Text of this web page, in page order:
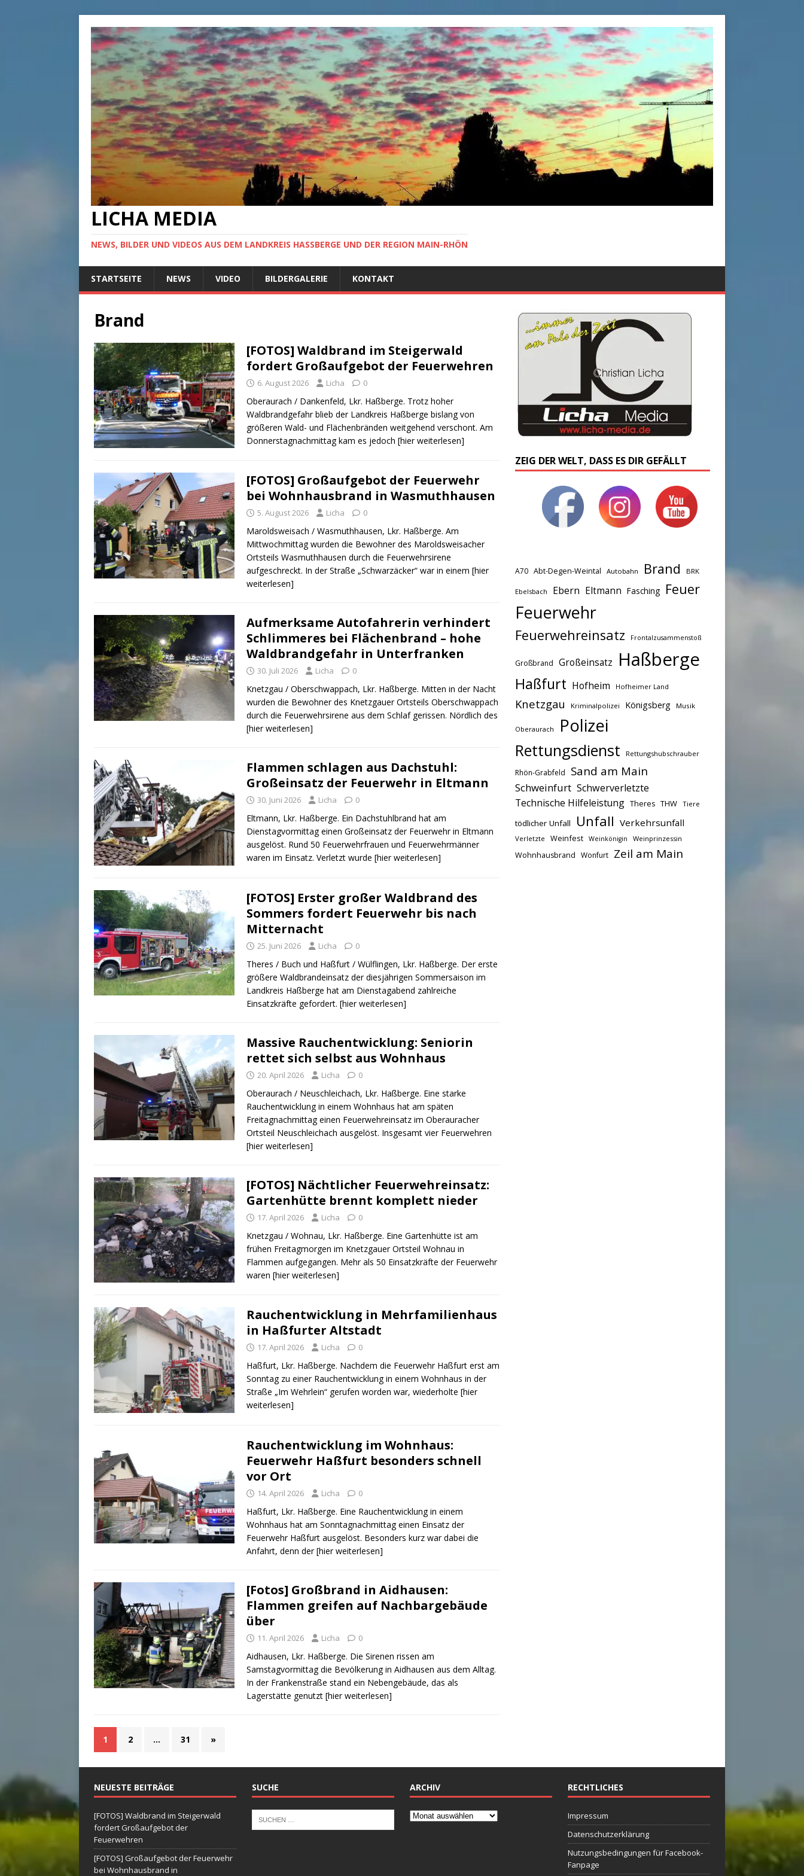
LICHA MEDIA
NEWS, BILDER UND VIDEOS AUS DEM LANDKREIS HASSBERGE UND DER REGION MAIN-RHÖN
STARTSEITE NEWS VIDEO BILDERGALERIE KONTAKT
Brand
[FOTOS] Waldbrand im Steigerwald
fordert Großaufgebot der Feuerwehren
6. August 2026 Licha 0
Oberaurach / Dankenfeld, Lkr. Haßberge. Trotz hoher
Waldbrandgefahr blieb der Landkreis Haßberge bislang von
größeren Wald- und Flächenbränden weitgehend verschont. Am
Donnerstagnachmittag kam es jedoch [hier weiterlesen]
[FOTOS] Großaufgebot der Feuerwehr
bei Wohnhausbrand in Wasmuthhausen
5. August 2026 Licha 0
Maroldsweisach / Wasmuthhausen, Lkr. Haßberge. Am
Mittwochmittag wurden die Bewohner des Maroldsweisacher
Ortsteils Wasmuthhausen durch die Feuerwehrsirene
aufgeschreckt. In der Straße „Schwarzäcker“ war in einem [hier
weiterlesen]
Aufmerksame Autofahrerin verhindert
Schlimmeres bei Flächenbrand – hohe
Waldbrandgefahr in Unterfranken
30. Juli 2026 Licha 0
Knetzgau / Oberschwappach, Lkr. Haßberge. Mitten in der Nacht
wurden die Bewohner des Knetzgauer Ortsteils Oberschwappach
durch die Feuerwehrsirene aus dem Schlaf gerissen. Nördlich des
[hier weiterlesen]
Flammen schlagen aus Dachstuhl:
Großeinsatz der Feuerwehr in Eltmann
30. Juni 2026 Licha 0
Eltmann, Lkr. Haßberge. Ein Dachstuhlbrand hat am
Dienstagvormittag einen Großeinsatz der Feuerwehr in Eltmann
ausgelöst. Rund 50 Feuerwehrfrauen und Feuerwehrmänner
waren im Einsatz. Verletzt wurde [hier weiterlesen]
[FOTOS] Erster großer Waldbrand des
Sommers fordert Feuerwehr bis nach
Mitternacht
25. Juni 2026 Licha 0
Theres / Buch und Haßfurt / Wülflingen, Lkr. Haßberge. Der erste
größere Waldbrandeinsatz der diesjährigen Sommersaison im
Landkreis Haßberge hat am Dienstagabend zahlreiche
Einsatzkräfte gefordert. [hier weiterlesen]
Massive Rauchentwicklung: Seniorin
rettet sich selbst aus Wohnhaus
20. April 2026 Licha 0
Oberaurach / Neuschleichach, Lkr. Haßberge. Eine starke
Rauchentwicklung in einem Wohnhaus hat am späten
Freitagnachmittag einen Feuerwehreinsatz im Oberauracher
Ortsteil Neuschleichach ausgelöst. Insgesamt vier Feuerwehren
[hier weiterlesen]
[FOTOS] Nächtlicher Feuerwehreinsatz:
Gartenhütte brennt komplett nieder
17. April 2026 Licha 0
Knetzgau / Wohnau, Lkr. Haßberge. Eine Gartenhütte ist am
frühen Freitagmorgen im Knetzgauer Ortsteil Wohnau in
Flammen aufgegangen. Mehr als 50 Einsatzkräfte der Feuerwehr
waren [hier weiterlesen]
Rauchentwicklung in Mehrfamilienhaus
in Haßfurter Altstadt
17. April 2026 Licha 0
Haßfurt, Lkr. Haßberge. Nachdem die Feuerwehr Haßfurt erst am
Sonntag zu einer Rauchentwicklung in einem Wohnhaus in der
Straße „Im Wehrlein“ gerufen worden war, wiederholte [hier
weiterlesen]
Rauchentwicklung im Wohnhaus:
Feuerwehr Haßfurt besonders schnell
vor Ort
14. April 2026 Licha 0
Haßfurt, Lkr. Haßberge. Eine Rauchentwicklung in einem
Wohnhaus hat am Sonntagnachmittag einen Einsatz der
Feuerwehr Haßfurt ausgelöst. Besonders kurz war dabei die
Anfahrt, denn der[hier weiterlesen]
[Fotos] Großbrand in Aidhausen:
Flammen greifen auf Nachbargebäude
über
11. April 2026 Licha 0
Aidhausen, Lkr. Haßberge. Die Sirenen rissen am
Samstagvormittag die Bevölkerung in Aidhausen aus dem Alltag.
In der Frankenstraße stand ein Nebengebäude, das als
Lagerstätte genutzt [hier weiterlesen]
1 2 … 31 »
ZEIG DER WELT, DASS ES DIR GEFÄLLT
A70 Abt-Degen-Weintal Autobahn Brand BRK
Ebelsbach Ebern Eltmann Fasching Feuer
Feuerwehr
Feuerwehreinsatz Frontalzusammenstoß
Großbrand Großeinsatz Haßberge
Haßfurt Hofheim Hofheimer Land
Knetzgau Kriminalpolizei Königsberg Musik
Oberaurach Polizei
Rettungsdienst Rettungshubschrauber
Rhön-Grabfeld Sand am Main
Schweinfurt Schwerverletzte
Technische Hilfeleistung Theres THW Tiere
tödlicher Unfall Unfall Verkehrsunfall
Verletzte Weinfest Weinkönigin Weinprinzessin
Wohnhausbrand Wonfurt Zeil am Main
NEUESTE BEITRÄGE
[FOTOS] Waldbrand im Steigerwald
fordert Großaufgebot der
Feuerwehren
[FOTOS] Großaufgebot der Feuerwehr
bei Wohnhausbrand in
SUCHE ARCHIV RECHTLICHES
Impressum
Datenschutzerklärung
Nutzungsbedingungen für Facebook-
Fanpage